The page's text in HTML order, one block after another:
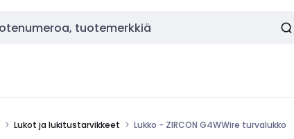
Lukot ja lukitustarvikkeet Lukko - ZIRCON G4WWire turvalukko